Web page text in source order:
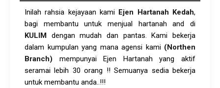
Inilah rahsia kejayaan kami Ejen Hartanah Kedah,
bagi membantu untuk menjual hartanah and di
KULIM dengan mudah dan pantas. Kami bekerja
dalam kumpulan yang mana agensi kami (Northen
Branch) mempunyai Ejen Hartanah
yang aktif
seramai lebih 30 orang !! Semuanya sedia bekerja
untuk membantu anda..!!!